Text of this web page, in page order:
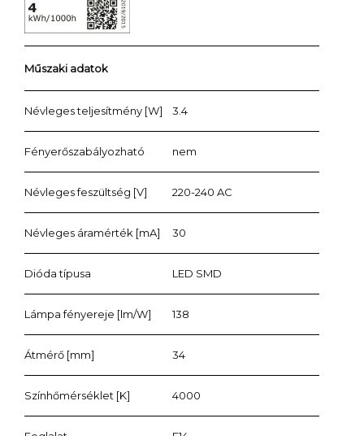
Műszaki adatok
Névleges teljesítmény [W] 3.4
Fényerőszabályozható nem
Névleges feszültség [V] 220-240 AC
Névleges áramérték [mA] 30
Dióda típusa LED SMD
Lámpa fényereje [lm/W] 138
Átmérő [mm] 34
Színhőmérséklet [K] 4000